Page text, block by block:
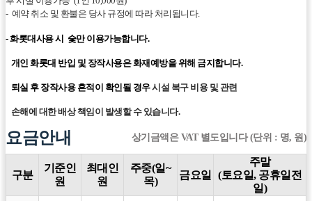
- 예약 취소 및 환불은 당사 규정에 따라 처리됩니다.
-화롯대사용 시 숯만 이용가능합니다.
개인 화롯대 반입 및 장작사용은 화재예방을 위해 금지합니다.
퇴실 후 장작사용 흔적이 확인될 경우시설 복구 비용 및 관련
손해에 대한 배상 책임이 발생할 수 있습니다.
요금안내 상기금액은 VAT 별도입니다 (단위 : 명, 원)
구분
기준인
원
최대인
원
주중(일~
목)
금요일
주말
(토요일, 공휴일전
일)